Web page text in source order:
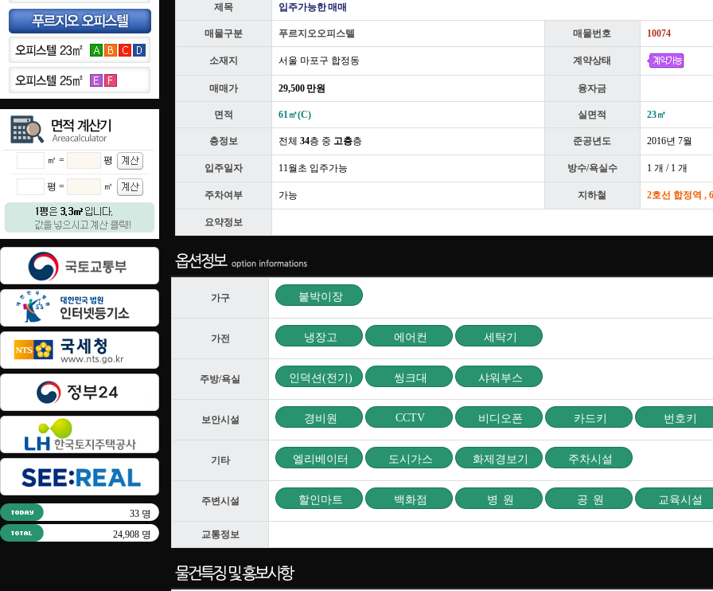
㎡ = 평
평 = ㎡
33 명
24,908 명
제목 입주가능한 매매
매물구분 푸르지오오피스텔 매물번호 10074
소재지 서울 마포구 합정동 계약상태
매매가 29,500 만원 융자금
면적 61㎡(C) 실면적 23㎡
층정보 전체 34층 중 고층층 준공년도 2016년 7월
입주일자 11월초 입주가능 방수/욕실수 1 개 / 1 개
주차여부 가능 지하철 2호선 합정역 ,
요약정보
가구 붙박이장
가전 냉장고 에어컨 세탁기
주방/욕실 인덕션(전기) 씽크대 샤워부스
보안시설 경비원 CCTV 비디오폰 카드키 번호키
기타 엘리베이터 도시가스 화제경보기 주차시설
주변시설 할인마트 백화점 병 원 공 원 교육시설
교통정보